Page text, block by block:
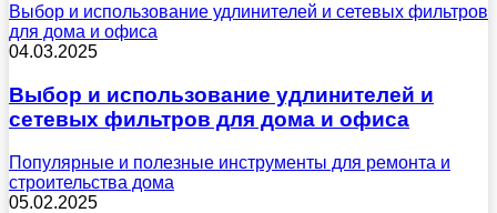
Выбор и использование удлинителей и сетевых фильтров
для дома и офиса
04.03.2025
Выбор и использование удлинителей и
сетевых фильтров для дома и офиса
Популярные и полезные инструменты для ремонта и
строительства дома
05.02.2025